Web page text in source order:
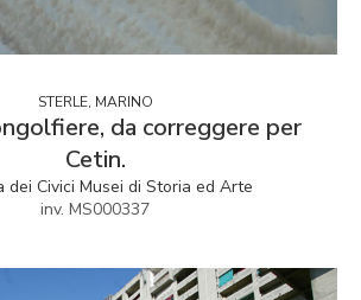
STERLE, MARINO
da correggere per
Cetin.
dei Civici Musei di Storia ed Arte
inv. MS000337